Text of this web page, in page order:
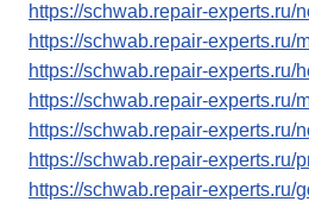
https://schwab.repair-experts.ru/
https://schwab.repair-experts.ru/
https://schwab.repair-experts.ru/
https://schwab.repair-experts.ru/
https://schwab.repair-experts.ru/
https://schwab.repair-experts.ru/
https://schwab.repair-experts.ru/